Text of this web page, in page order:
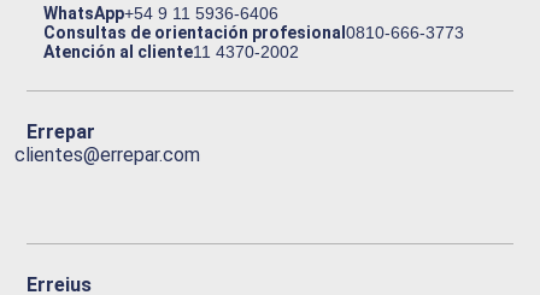
WhatsApp+54 9 11 5936-6406
Consultas de orientación profesional0810-666-3773
Atención al cliente11 4370-2002
Errepar
clientes@errepar.com
Erreius